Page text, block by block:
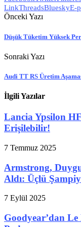
LinkThreadsBlueskyE-
Önceki Yazı
Düşük Tüketim Yüksek
Sonraki Yazı
Audi TT RS Üretim
İlgili Yazılar
Lancia Ypsilon
Erişilebilir!
7 Temmuz 2025
Armstrong,
Aldı: Üçlü
7 Eylül 2025
Goodyear’dan Le